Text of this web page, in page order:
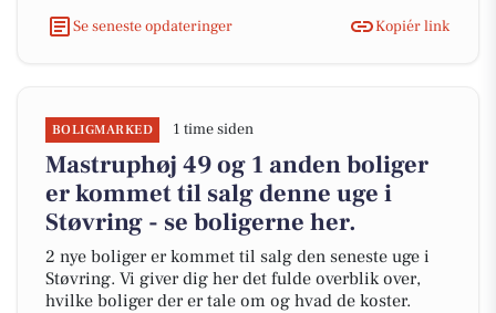
Se seneste opdateringer
Kopiér link
BOLIGMARKED 1 time siden
Mastruphøj 49 og 1 anden boliger
er kommet til salg denne uge i
Støvring - se boligerne her.
2 nye boliger er kommet til salg den seneste uge i
Støvring. Vi giver dig her det fulde overblik over,
hvilke boliger der er tale om og hvad de koster.